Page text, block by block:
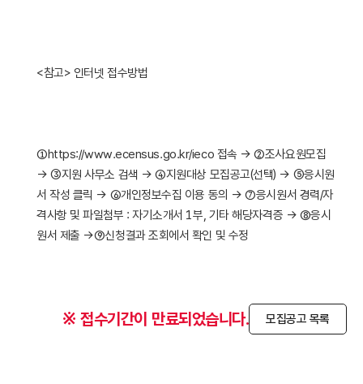
<참고> 인터넷 접수방법
①https://www.ecensus.go.kr/ieco 접속 → ②조사요원모집
→ ③지원 사무소 검색 → ④지원대상 모집공고(선택) → ⑤응시원
서 작성 클릭 → ⑥개인정보수집 이용 동의 → ⑦응시원서 경력/자
격사항 및 파일첨부 : 자기소개서 1부, 기타 해당자격증 → ⑧응시
※ 접수기간이 만료되었습니다. 모집공고 목록